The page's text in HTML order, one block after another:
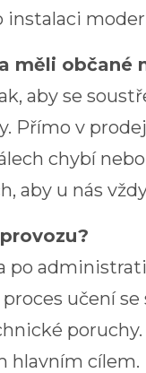
instalaci
měli občané
aby se
Přímo v
chybí
aby u nás
po
učení
hlavním